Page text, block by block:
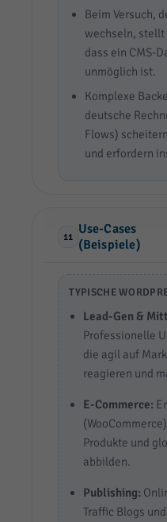
Beim Versuch,
wechseln, stellt
dass ein CMS-
unmöglich ist.
Komplexe
deutsche
Flows)
und erfordern
11
Use-Cases
(Beispiele)
TYPISCHE
Lead-Gen &
Professionelle
die agil auf
reagieren und
E-Commerce:
Produkte und
abbilden.
Publishing:
Traffic Blogs